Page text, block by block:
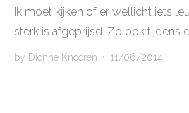
Ik moet kijken of er wellicht iets
sterk is afgeprijsd. Zo ook tijdens
by Dionne Knooren • 11/06/2014